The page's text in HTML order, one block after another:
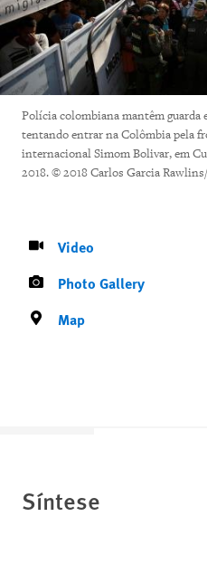
Polícia colombiana mantêm guarda
tentando entrar na Colômbia pela
internacional Simom Bolivar, em
2018. © 2018 Carlos Garcia
Video
Photo Gallery
Map
Síntese